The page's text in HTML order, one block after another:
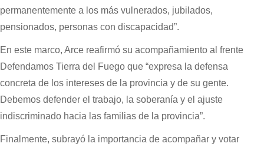
permanentemente a los más vulnerados, jubilados,
pensionados, personas con discapacidad”.
En este marco, Arce reafirmó su acompañamiento al frente
Defendamos Tierra del Fuego que “expresa la defensa
concreta de los intereses de la provincia y de su gente.
Debemos defender el trabajo, la soberanía y el ajuste
indiscriminado hacia las familias de la provincia”.
Finalmente, subrayó la importancia de acompañar y votar